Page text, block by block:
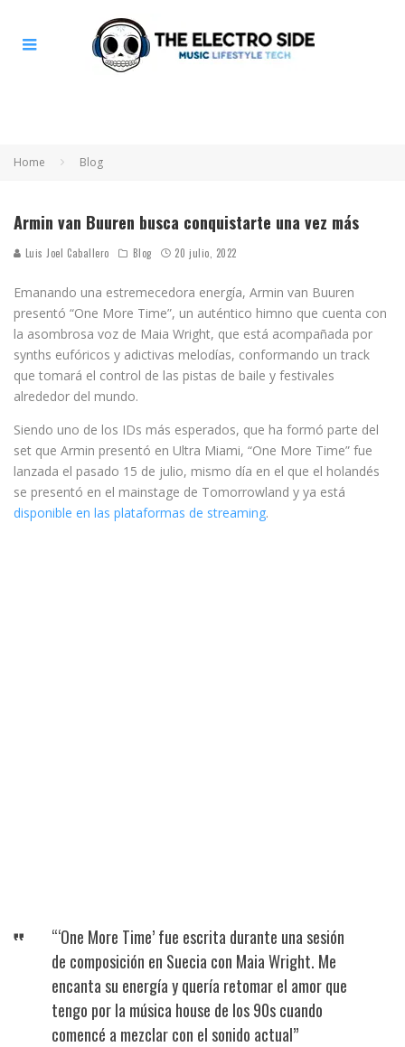
Home Blog
Armin van Buuren busca conquistarte una vez más
Luis Joel Caballero Blog 20 julio, 2022
Emanando una estremecedora energía, Armin van Buuren
presentó “One More Time”, un auténtico himno que cuenta con
la asombrosa voz de Maia Wright, que está acompañada por
synths eufóricos y adictivas melodías, conformando un track
que tomará el control de las pistas de baile y festivales
alrededor del mundo.
Siendo uno de los IDs más esperados, que ha formó parte del
set que Armin presentó en Ultra Miami, “One More Time” fue
lanzada el pasado 15 de julio, mismo día en el que el holandés
se presentó en el mainstage de Tomorrowland y ya está
disponible en las plataformas de streaming.
“‘One More Time’ fue escrita durante una sesión
de composición en Suecia con Maia Wright. Me
encanta su energía y quería retomar el amor que
tengo por la música house de los 90s cuando
comencé a mezclar con el sonido actual”